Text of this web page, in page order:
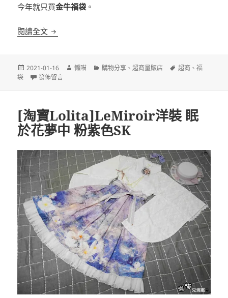
今年就只買金牛福袋 。
閱讀全文 [超商]全家 金牛福袋 2021 開箱
發
佈
2021-01-16
作
懶喵
分
購物分享 、超商量販店
標
超商 、福
袋
在〈[超商]全家 金牛福袋 2021 開箱〉
發佈留言
[淘寶Lolita]LeMiroir洋裝 眠
於花夢中 粉紫色SK